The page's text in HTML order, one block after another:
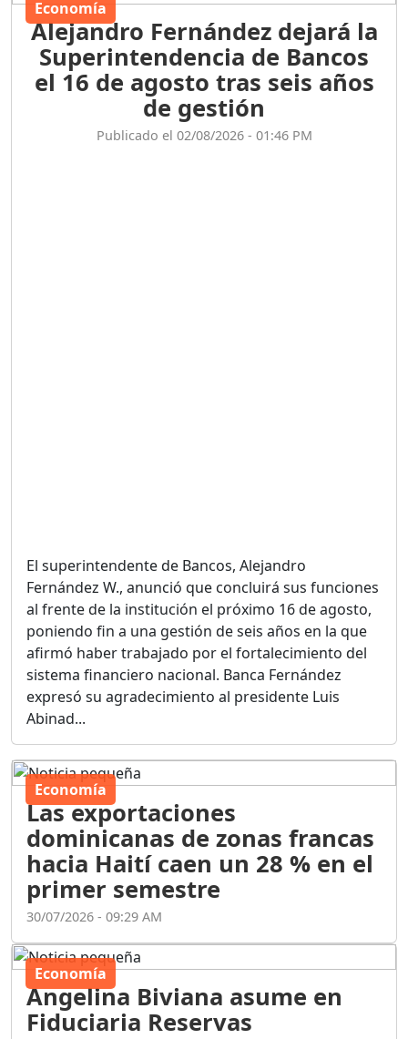
Economía
Alejandro Fernández dejará la
Superintendencia de Bancos
el 16 de agosto tras seis años
de gestión
Publicado el 02/08/2026 - 01:46 PM
El superintendente de Bancos, Alejandro
Fernández W., anunció que concluirá sus funciones
al frente de la institución el próximo 16 de agosto,
poniendo fin a una gestión de seis años en la que
afirmó haber trabajado por el fortalecimiento del
sistema financiero nacional. Banca Fernández
expresó su agradecimiento al presidente Luis
Abinad...
Economía
Las exportaciones
dominicanas de zonas francas
hacia Haití caen un 28 % en el
primer semestre
30/07/2026 - 09:29 AM
Economía
Angelina Biviana asume en
Fiduciaria Reservas